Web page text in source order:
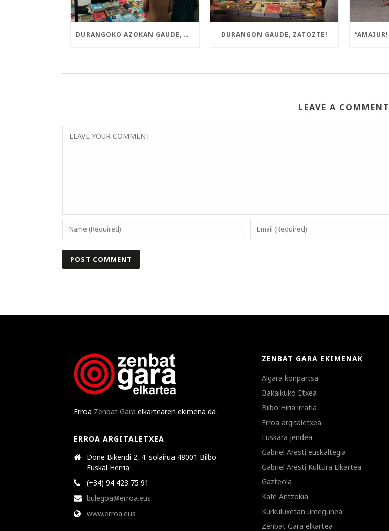
DURANGOKO AZOKAN GAUDE, NEREA LOIOLAREN ETA ASISKOREN LIBURU BERRIEKIN DURANGON GAUDE, ZATOZTE!
LEAVE A COMMENT
Erroa Zenbat Gara elkartearen ekimena da.
ERROA ARGITALETXEA
Done Bikendi 2, 4. solairua 48001 Bilbo
Euskal Herria
(+34) 94 423 75 91
bulegoa@erroa.eus
www.erroa.eus
ZENBAT GARA EKIMENAK
Algara konpartsa
Bakaikuko Etxea
Bilbo Hiria irratia
Erroa argitaletxea
Euskara jendea
Gabriel Aresti euskaltegia
Gabriel Aresti Kultura Elkartea
Gazteola
Kafe Antzokia
Kurkuluxetan umegunea
Zenbat Gara elkartea